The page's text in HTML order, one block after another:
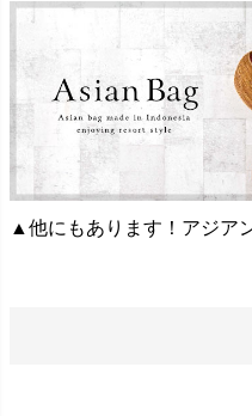
▲他にもあります！アジア